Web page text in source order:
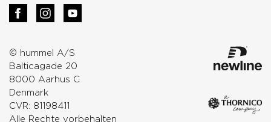
© hummel A/S
Balticagade 20
8000 Aarhus C
Denmark
CVR: 81198411
Alle Rechte vorbehalten